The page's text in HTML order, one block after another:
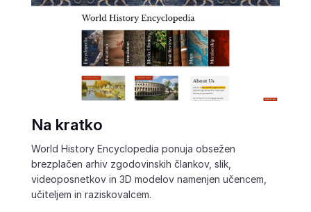
Na kratko
World History Encyclopedia ponuja obsežen
brezplačen arhiv zgodovinskih člankov, slik,
videoposnetkov in 3D modelov namenjen učencem,
učiteljem in raziskovalcem.